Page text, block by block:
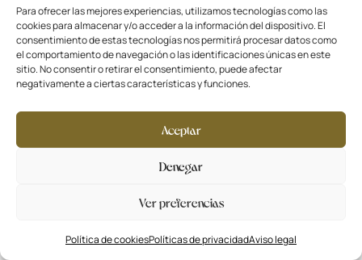
Para ofrecer las mejores experiencias, utilizamos tecnologías como las
cookies para almacenar y/o acceder a la información del dispositivo. El
consentimiento de estas tecnologías nos permitirá procesar datos como
el comportamiento de navegación o las identificaciones únicas en este
sitio. No consentir o retirar el consentimiento, puede afectar
negativamente a ciertas características y funciones.
Aceptar
Denegar
Ver preferencias
Política de cookiesPolíticas de privacidadAviso legal
Privacidad
Cookies
Aviso legal
Desarrollado porLa Ola Buena